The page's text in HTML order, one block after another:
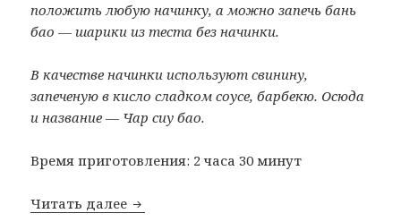
положить любую начинку, а можно запечь бань
бао — шарики из теста без начинки.
В качестве начинки используют свинину,
запеченую в кисло сладком соусе, барбекю. Осюда
и название — Чар сиу бао.
Время приготовления: 2 часа 30 минут
Читать далее Китайские паровые булочки со